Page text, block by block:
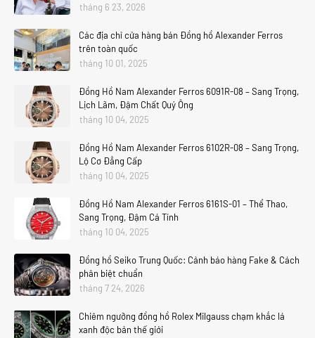
tháng 6 23, 2026
Các địa chỉ cửa hàng bán Đồng hồ Alexander Ferros
trên toàn quốc
tháng 10 01, 2025
Đồng Hồ Nam Alexander Ferros 6091R-08 – Sang Trọng,
Lịch Lãm, Đậm Chất Quý Ông
tháng 10 04, 2025
Đồng Hồ Nam Alexander Ferros 6102R-08 – Sang Trọng,
Lộ Cơ Đẳng Cấp
tháng 10 04, 2025
Đồng Hồ Nam Alexander Ferros 6161S-01 – Thể Thao,
Sang Trọng, Đậm Cá Tính
tháng 10 04, 2025
Đồng hồ Seiko Trung Quốc: Cảnh báo hàng Fake & Cách
phân biệt chuẩn
tháng 7 24, 2026
Chiêm ngưỡng đồng hồ Rolex Milgauss chạm khắc lá
xanh độc bản thế giới